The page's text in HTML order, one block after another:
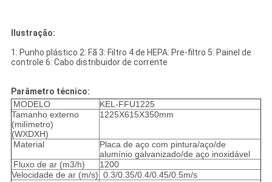
Ilustração:
1: Punho plástico 2: Fã 3: Filtro 4 de HEPA: Pre-filtro 5: Painel de
controle 6: Cabo distribuidor de corrente
Parâmetro técnico:
MODELO
KEL-FFU1225
Tamanho externo
(milímetro)
(WXDXH)
1225X615X350mm
Material
Placa de aço com pintura/aço/de
alumínio galvanizado/de aço inoxidável
Fluxo de ar (m3/h)
1200
Velocidade de ar (m/s) 0.3/0.35/0.4/0.45/0.5m/s